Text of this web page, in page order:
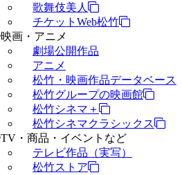
歌舞伎美人
チケットWeb松竹
映画・アニメ
劇場公開作品
アニメ
松竹・映画作品データベース
松竹グループの映画館
松竹シネマ＋
松竹シネマクラシックス
TV・商品・イベントなど
テレビ作品（実写）
松竹ストア